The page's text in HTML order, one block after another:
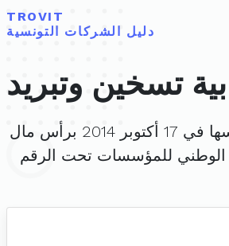
TROVIT
دليل الشركات التونسية
تسخين وتبريد
. تم تأسيسها في 17 أكتوبر 2014 برأس مال
للمؤسسات تحت الرقم